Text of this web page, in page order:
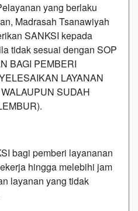
yang berlaku
Madrasah Tsanawiyah
SANKSI kepada
tidak sesuai dengan SOP
BAGI PEMBERI
LAYANAN
SUDAH
bagi pemberi layananan
hingga melebihi jam
layanan yang tidak